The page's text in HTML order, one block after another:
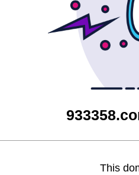
This